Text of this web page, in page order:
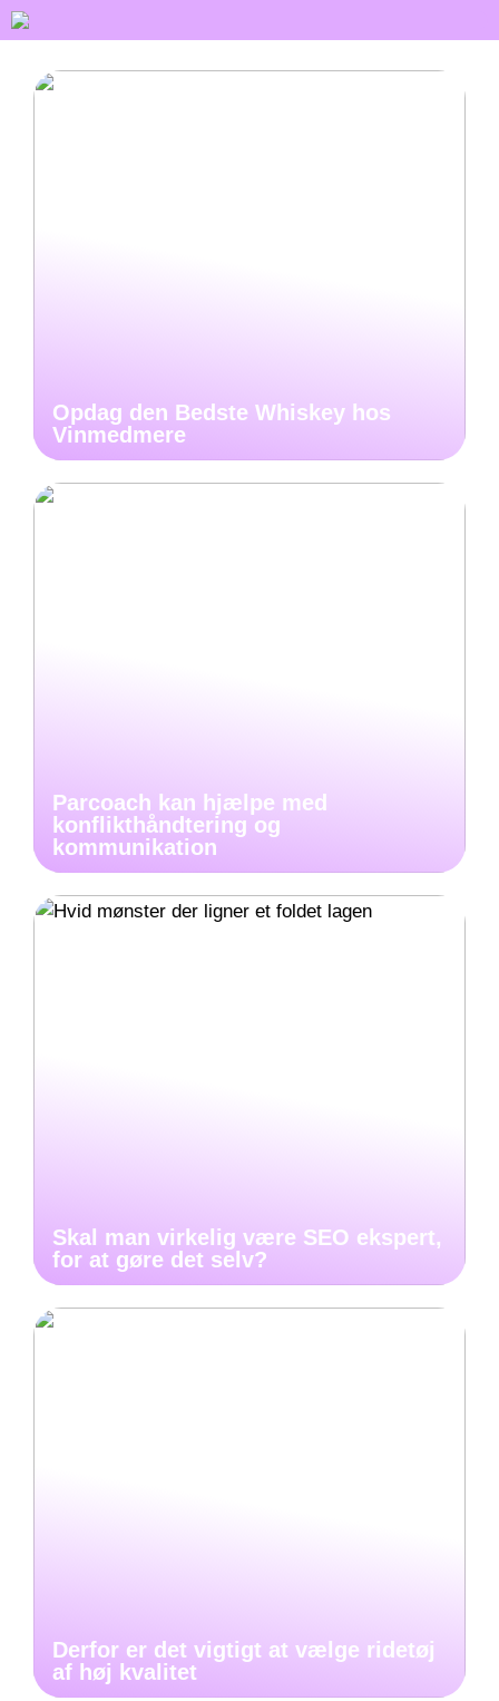
Opdag den Bedste Whiskey hos
Vinmedmere
Parcoach kan hjælpe med
konflikthåndtering og
kommunikation
Skal man virkelig være SEO ekspert,
for at gøre det selv?
Derfor er det vigtigt at vælge ridetøj
af høj kvalitet